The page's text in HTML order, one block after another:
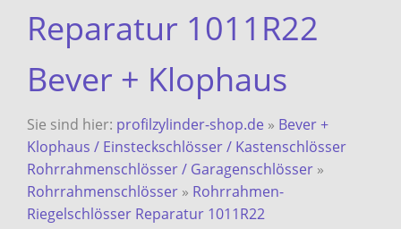
Reparatur 1011R22
Bever + Klophaus
Sie sind hier: profilzylinder-shop.de » Bever +
Klophaus / Einsteckschlösser / Kastenschlösser
Rohrrahmenschlösser / Garagenschlösser »
Rohrrahmenschlösser » Rohrrahmen-
Riegelschlösser Reparatur 1011R22